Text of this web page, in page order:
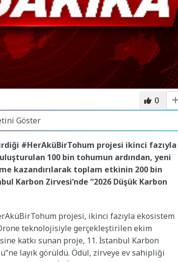
0
Göster
#HerAküBirTohum projesi ikinci fazıyla
100 bin tohumun ardından, yeni
kazandırılarak toplam etkinin 200 bin
Karbon Zirvesi’nde “2026 Düşük Karbon
projesi, ikinci fazıyla ekosistem
teknolojisiyle gerçekleştirilen ekim
katkı sunan proje, 11. İstanbul Karbon
layık görüldü. Ödül, zirveye ev sahipliği